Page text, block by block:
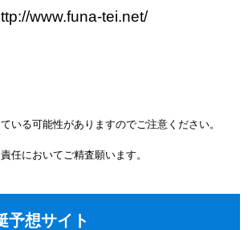
www.funa-tei.net/
いる可能性がありますのでご注意ください。
任においてご精査願います。
予想サイト